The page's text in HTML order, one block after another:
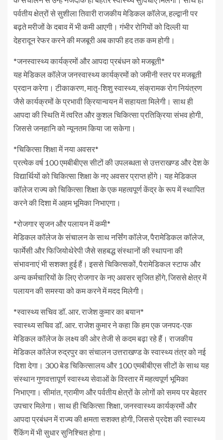
पर्वतीय क्षेत्रों से सुशीला तिवारी राजकीय मेडिकल कॉलेज, हल्द्वानी पर
बढ़ते मरीजों के दबाव में भी कमी आएगी। गंभीर रोगियों को दिल्ली या
देहरादून रेफर करने की मजबूरी अब काफी हद तक कम होगी।
*जनस्वास्थ्य कार्यक्रमों और आपदा प्रबंधन को मजबूती*
यह मेडिकल कॉलेज जनस्वास्थ्य कार्यक्रमों को जमीनी स्तर पर मजबूती
प्रदान करेगा। टीकाकरण, मातृ-शिशु स्वास्थ्य, संक्रामक रोग नियंत्रण
जैसे कार्यक्रमों के प्रभावी क्रियान्वयन में सहायता मिलेगी। साथ ही
आपदा की स्थिति में त्वरित और कुशल चिकित्सा प्रतिक्रिया संभव होगी,
जिससे जनहानि को न्यूनतम किया जा सकेगा।
*चिकित्सा शिक्षा में नया अवसर*
प्रत्येक वर्ष 100 एमबीबीएस सीटों की उपलब्धता से उत्तराखण्ड और देश के
विद्यार्थियों को चिकित्सा शिक्षा के नए अवसर प्राप्त होंगे। यह मेडिकल
कॉलेज राज्य को चिकित्सा शिक्षा के एक महत्वपूर्ण केंद्र के रूप में स्थापित
करने की दिशा में अहम भूमिका निभाएगा।
*रोजगार सृजन और पलायन में कमी*
मेडिकल कॉलेज के संचालन के साथ नर्सिंग कॉलेज, पैरामेडिकल कॉलेज,
फार्मेसी और फिजियोथेरेपी जैसे सहबद्ध संस्थानों की स्थापना की
संभावनाएं भी सशक्त हुई हैं। इससे चिकित्सकों, पैरामेडिकल स्टाफ और
अन्य कर्मचारियों के लिए रोजगार के नए अवसर सृजित होंगे, जिससे क्षेत्र में
पलायन की समस्या को कम करने में मदद मिलेगी।
*स्वास्थ्य सचिव डॉ. आर. राजेश कुमार का बयान*
स्वास्थ्य सचिव डॉ. आर. राजेश कुमार ने कहा कि हम एक जनपद-एक
मेडिकल कॉलेज के लक्ष्य की ओर तेजी से कदम बढ़ा रहे हैं। राजकीय
मेडिकल कॉलेज रुद्रपुर का संचालन उत्तराखण्ड के स्वास्थ्य तंत्र को नई
दिशा देगा। 300 बेड चिकित्सालय और 100 एमबीबीएस सीटों के साथ यह
संस्थान गुणवत्तापूर्ण स्वास्थ्य सेवाओं के विस्तार में महत्वपूर्ण भूमिका
निभाएगा। सीमांत, ग्रामीण और पर्वतीय क्षेत्रों के लोगों को समय पर बेहतर
उपचार मिलेगा। साथ ही चिकित्सा शिक्षा, जनस्वास्थ्य कार्यक्रमों और
आपदा प्रबंधन में राज्य की क्षमता सशक्त होगी, जिससे प्रदेश की स्वास्थ्य
रैंकिंग में भी सुधार सुनिश्चित होगा।